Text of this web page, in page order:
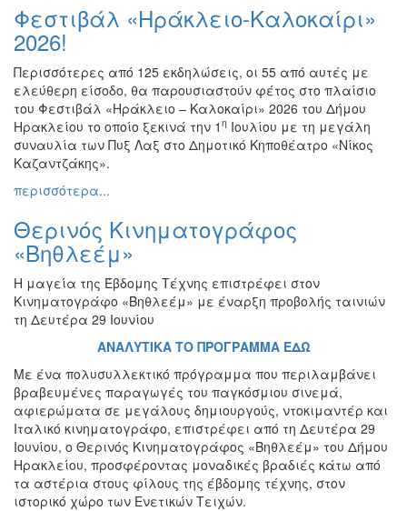
Θέατρο
Παζάρι
Ειδών
Συνέδρια
Ημερίδες
-
Διημερίδες
Σεμινάρια-
Διαλέξεις-
Ομιλίες
Διάφορες
Εκθέσεις
Εκδηλώσεις
για
Παιδιά
Άλλες
Εκδηλώσεις
ΤΟΠΟΣ
ΜΑΣ
Φεστιβάλ «Ηράκλειο-Καλοκαίρι»
2026!
Περισσότερες από 125 εκδηλώσεις, οι 55 από αυτές με
ελεύθερη είσοδο, θα παρουσιαστούν φέτος στο πλαίσιο
του Φεστιβάλ «Ηράκλειο – Καλοκαίρι» 2026 του Δήμου
Ηρακλείου το οποίο ξεκινά την 1 η Ιουλίου με τη μεγάλη
συναυλία των Πυξ Λαξ στο Δημοτικό Κηποθέατρο «Νίκος
Καζαντζάκης».
περισσότερα...
Θερινός Κινηματογράφος
«Βηθλεέμ»
Η μαγεία της Έβδομης Τέχνης επιστρέφει στον
Κινηματογράφο «Βηθλεέμ» με έναρξη προβολής ταινιών
τη Δευτέρα 29 Ιουνίου
ΑΝΑΛΥΤΙΚΑ ΤΟ ΠΡΟΓΡΑΜΜΑ ΕΔΩ
Με ένα πολυσυλλεκτικό πρόγραμμα που περιλαμβάνει
βραβευμένες παραγωγές του παγκόσμιου σινεμά,
αφιερώματα σε μεγάλους δημιουργούς, ντοκιμαντέρ και
Ιταλικό κινηματογράφο, επιστρέφει από τη Δευτέρα 29
Ιουνίου, ο Θερινός Κινηματογράφος «Βηθλεέμ» του Δήμου
Ηρακλείου, προσφέροντας μοναδικές βραδιές κάτω από
τα αστέρια στους φίλους της έβδομης τέχνης, στον
ιστορικό χώρο των Ενετικών Τειχών.